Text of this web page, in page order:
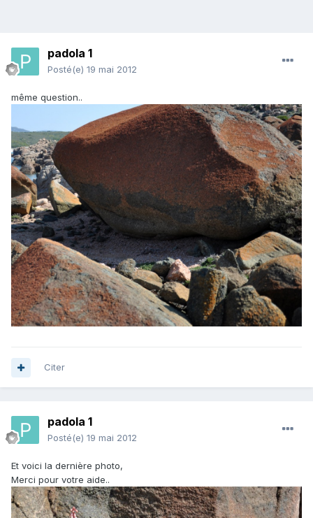
padola 1
Posté(e) 19 mai 2012
même question..
Citer
padola 1
Posté(e) 19 mai 2012
Et voici la dernière photo,
Merci pour votre aide..